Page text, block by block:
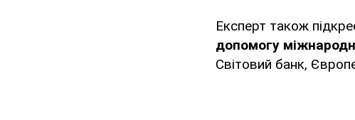
Експерт також
допомогу
Світовий банк,